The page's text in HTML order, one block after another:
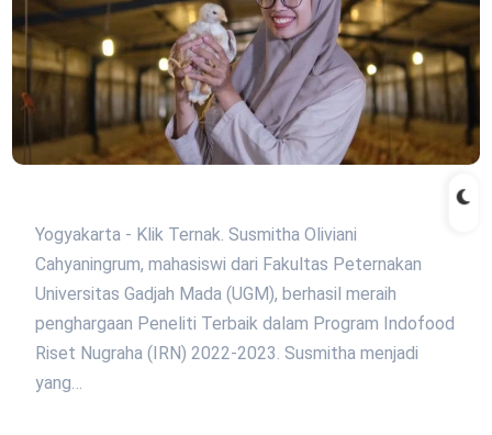
Yogyakarta - Klik Ternak. Susmitha Oliviani
Cahyaningrum, mahasiswi dari Fakultas Peternakan
Universitas Gadjah Mada (UGM), berhasil meraih
penghargaan Peneliti Terbaik dalam Program Indofood
Riset Nugraha (IRN) 2022-2023. Susmitha menjadi
yang…